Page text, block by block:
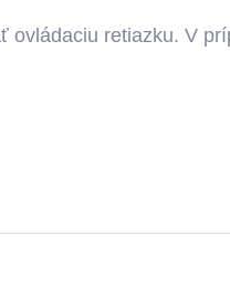
ovládaciu retiazku. V